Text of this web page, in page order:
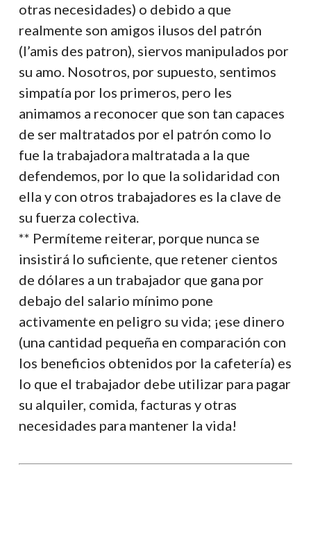
otras necesidades) o debido a que
realmente son amigos ilusos del patrón
(l’amis des patron), siervos manipulados por
su amo. Nosotros, por supuesto, sentimos
simpatía por los primeros, pero les
animamos a reconocer que son tan capaces
de ser maltratados por el patrón como lo
fue la trabajadora maltratada a la que
defendemos, por lo que la solidaridad con
ella y con otros trabajadores es la clave de
su fuerza colectiva.
** Permíteme reiterar, porque nunca se
insistirá lo suficiente, que retener cientos
de dólares a un trabajador que gana por
debajo del salario mínimo pone
activamente en peligro su vida; ¡ese dinero
(una cantidad pequeña en comparación con
los beneficios obtenidos por la cafetería) es
lo que el trabajador debe utilizar para pagar
su alquiler, comida, facturas y otras
necesidades para mantener la vida!